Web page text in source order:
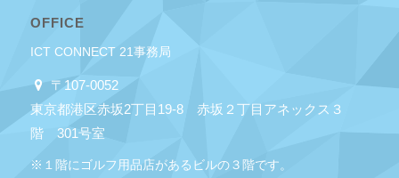
OFFICE
ICT CONNECT 21事務局
〒107-0052
東京都港区赤坂2丁目19-8 赤坂２丁目アネックス３
階 301号室
※１階にゴルフ用品店があるビルの３階です。